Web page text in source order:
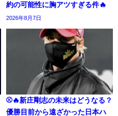
約の可能性に胸アツすぎる件🔥
2026年8月7日
⚾🔥新庄剛志の未来はどうなる？
優勝目前から遠ざかった日本ハ